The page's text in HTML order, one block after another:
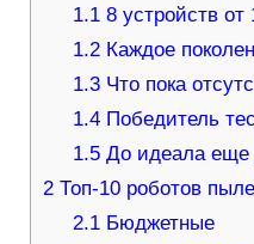
1.1 8 устройств
1.2 Каждое
1.3 Что пока
1.4 Победитель
1.5 До идеала еще
2Топ-10 роботов
2.1 Бюджетные